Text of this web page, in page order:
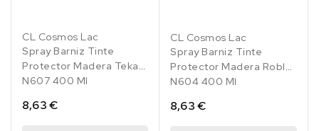
CL Cosmos Lac
Spray Barniz Tinte
Protector Madera Teka
N607 400 Ml
8,63 €
CL Cosmos Lac
Spray Barniz Tinte
Protector Madera Roble
N604 400 Ml
8,63 €